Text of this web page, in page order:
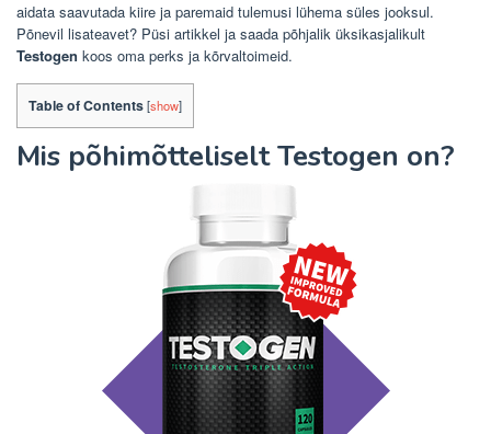
aidata saavutada kiire ja paremaid tulemusi lühema süles jooksul.
Põnevil lisateavet? Püsi artikkel ja saada põhjalik üksikasjalikult
Testogen koos oma perks ja kõrvaltoimeid.
Table of Contents[show]
Mis põhimõtteliselt Testogen on?